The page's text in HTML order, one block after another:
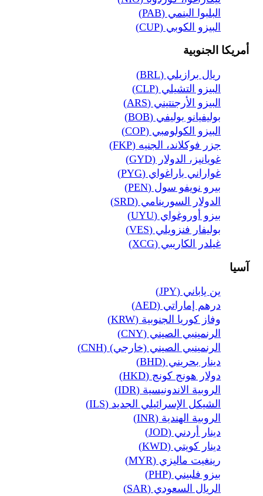
البلبوا البنمي (PAB)
البيزو الكوبي (CUP)
أمريكا الجنوبية
ريال برازيلي (BRL)
البيزو التشيلي (CLP)
البيزو الأرجنتيني (ARS)
بوليفيانو بوليفي (BOB)
البيزو الكولومبي (COP)
جزر فوكلاند، الجنيه (FKP)
غويانيز، الدولار (GYD)
غواراني باراغواي (PYG)
بيرو نويفو سول (PEN)
الدولار السورينامي (SRD)
بيزو أوروغواي (UYU)
بوليفار فنزويلي (VES)
غيلدر الكاريبي (XCG)
آسيا
ين ياباني (JPY)
درهم إماراتي (AED)
وفاز كوريا الجنوبية (KRW)
الرنمينبي الصيني (CNY)
الرنمينبي الصيني (خارجي) (CNH)
دينار بحريني (BHD)
دولار هونج كونج (HKD)
الروبية الاندونيسية (IDR)
الشيكل الإسرائيلي الجديد (ILS)
الروبية الهندية (INR)
دينار أردني (JOD)
دينار كويتي (KWD)
رينغيت ماليزي (MYR)
بيزو فلبيني (PHP)
الريال السعودي (SAR)